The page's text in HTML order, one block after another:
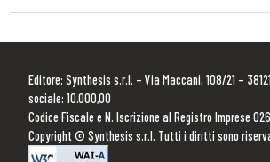
Editore: Synthesis s.r.l. – Via Maccani, 108/21 –
sociale: 10.000,00
Codice Fiscale e N. Iscrizione al Registro Imprese
Copyright © Synthesis s.r.l. Tutti i diritti sono